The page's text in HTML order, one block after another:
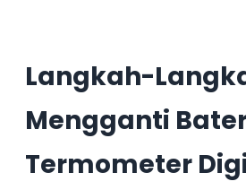
Langkah-
Mengganti
Termometer